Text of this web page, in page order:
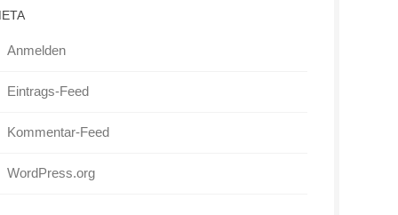
Anmelden
Eintrags-Feed
Kommentar-Feed
WordPress.org